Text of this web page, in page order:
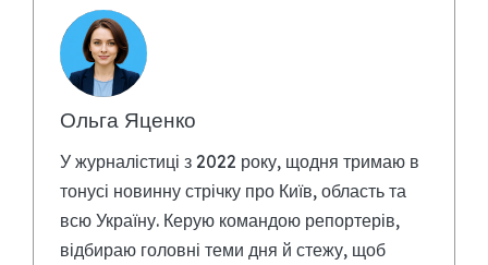
Ольга Яценко
У журналістиці з 2022 року, щодня тримаю в
тонусі новинну стрічку про Київ, область та
всю Україну. Керую командою репортерів,
відбираю головні теми дня й стежу, щоб